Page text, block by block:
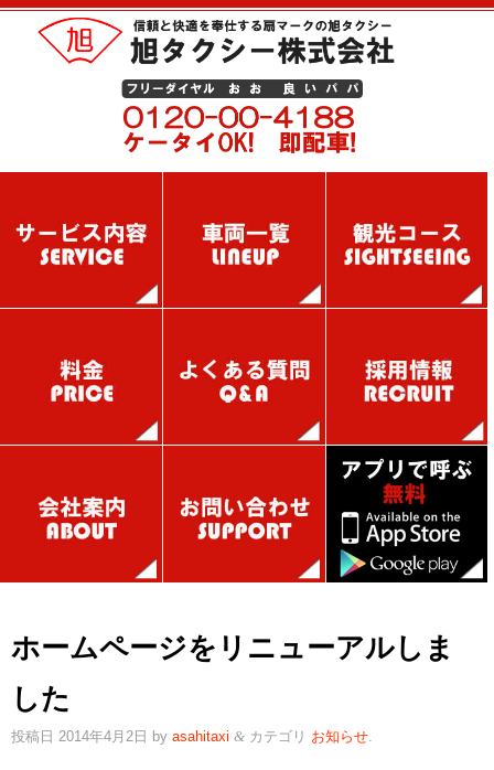
ホームページをリニューアルしま
した
投稿日 2014年4月2日 by asahitaxi & カテゴリ お知らせ